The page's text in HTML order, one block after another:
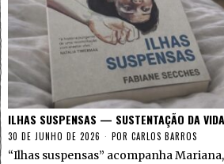
ILHAS SUSPENSAS — SUSTENTAÇÃO DA VIDA
30 DE JUNHO DE 2026 POR CARLOS BARROS
“Ilhas suspensas” acompanha